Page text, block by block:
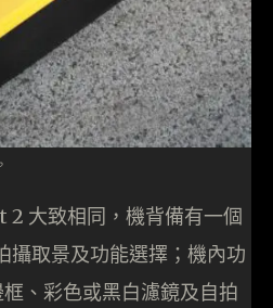
大致相同，機背備有一個
攝取景及功能選擇；機內功
、彩色或黑白濾鏡及自拍